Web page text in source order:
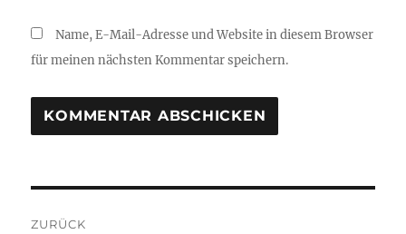
Name, E-Mail-Adresse und Website in diesem Browser
für meinen nächsten Kommentar speichern.
ZURÜCK